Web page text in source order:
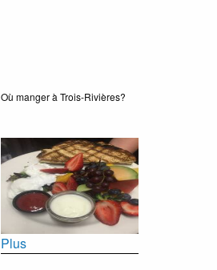
Où manger à Trois-Rivières?
Plus